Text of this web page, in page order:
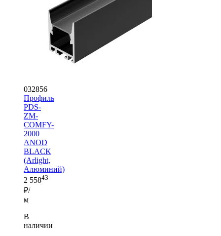
032856
Профиль
PDS-
ZM-
COMFY-
2000
ANOD
BLACK
(Arlight,
Алюминий)
2 55843
₽/
м
В
наличии